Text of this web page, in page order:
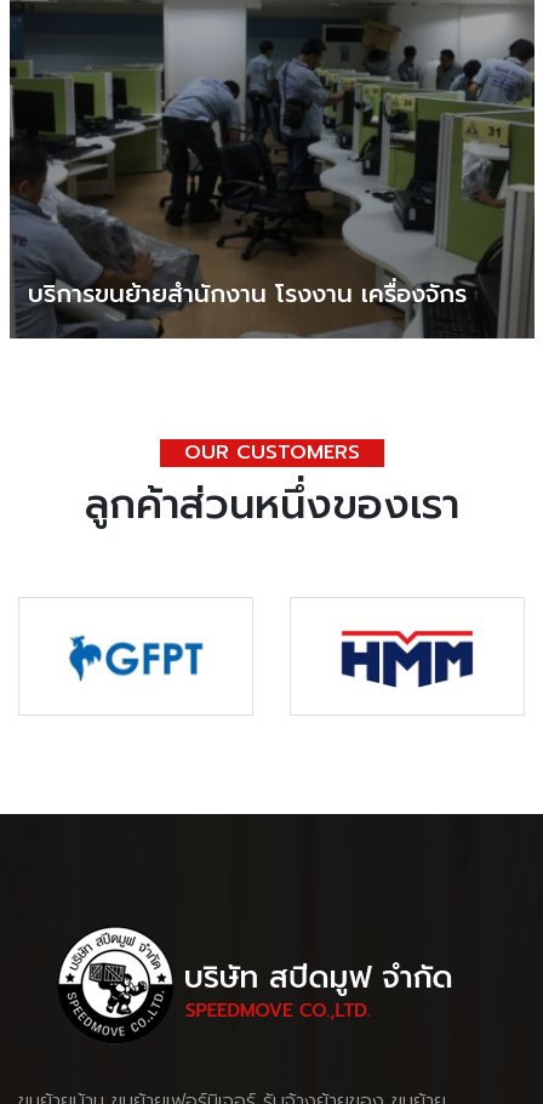
บริการขนย้ายสำนักงาน โรงงาน เครื่องจักร
OUR CUSTOMERS
ลูกค้าส่วนหนึ่งของเรา